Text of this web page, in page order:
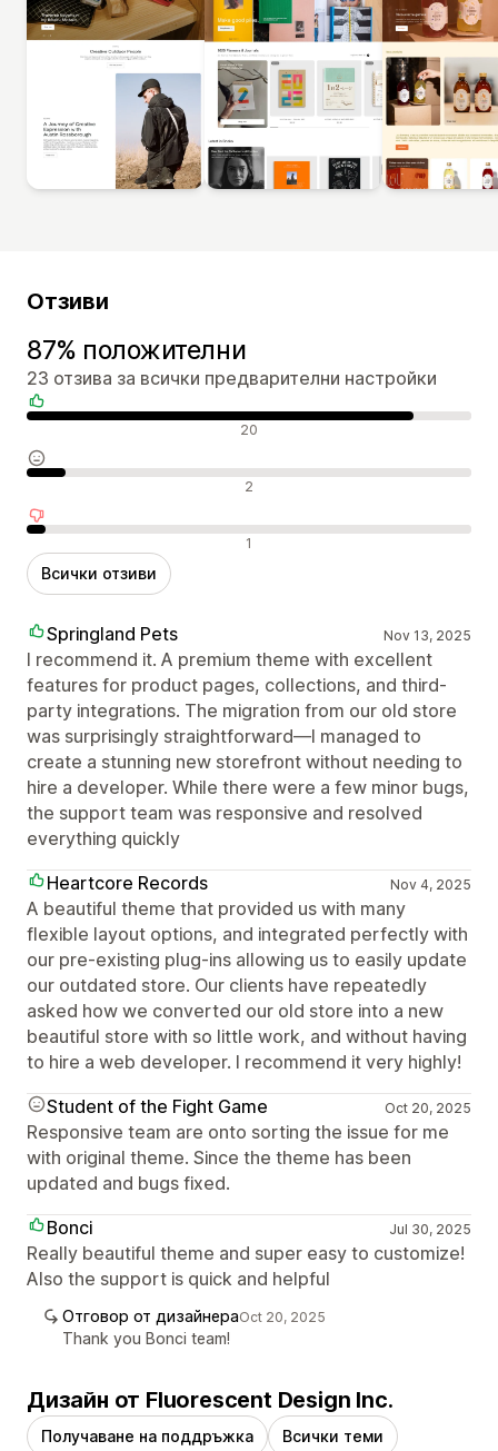
Отзиви
87% положителни
23 отзива за всички предварителни настройки
Положителни отзиви 20
Неутрални отзиви 2
Отрицателни отзиви 1
Всички отзиви
Springland Pets Nov 13, 2025
I recommend it. A premium theme with excellent
features for product pages, collections, and third-
party integrations. The migration from our old store
was surprisingly straightforward—I managed to
create a stunning new storefront without needing to
hire a developer. While there were a few minor bugs,
the support team was responsive and resolved
everything quickly
Heartcore Records
Nov 4, 2025
A beautiful theme that provided us with many
flexible layout options, and integrated perfectly with
our pre-existing plug-ins allowing us to easily update
our outdated store. Our clients have repeatedly
asked how we converted our old store into a new
beautiful store with so little work, and without having
to hire a web developer. I recommend it very highly!
Student of the Fight Game
Oct 20, 2025
Responsive team are onto sorting the issue for me
with original theme. Since the theme has been
updated and bugs fixed.
Bonci
Jul 30, 2025
Really beautiful theme and super easy to customize!
Also the support is quick and helpful
Отговор от дизайнераOct 20, 2025
Thank you Bonci team!
Дизайн от Fluorescent Design Inc.
Получаване на поддръжка Всички теми